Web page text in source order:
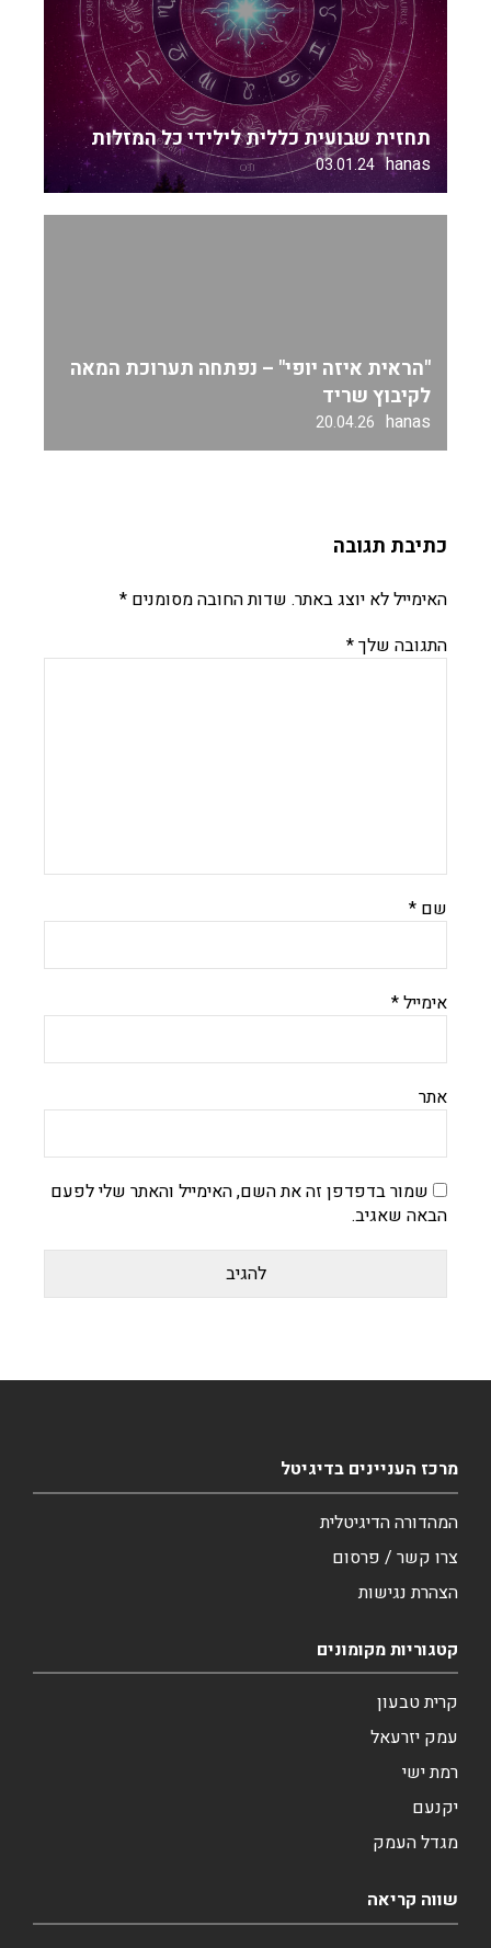
תחזית שבועית כללית לילידי כל המזלות
hanas
03.01.24
"הראית איזה יופי" – נפתחה תערוכת המאה
לקיבוץ שריד
hanas
20.04.26
כתיבת תגובה
האימייל לא יוצג באתר. שדות החובה מסומנים *
התגובה שלך*
שם *
אימייל*
אתר
שמור בדפדפן זה את השם, האימייל והאתר שלי לפעם
הבאה שאגיב.
מרכז העניינים בדיגיטל
המהדורה הדיגיטלית
צרו קשר / פרסום
הצהרת נגישות
קטגוריות מקומונים
קרית טבעון
עמק יזרעאל
רמת ישי
יקנעם
מגדל העמק
שווה קריאה